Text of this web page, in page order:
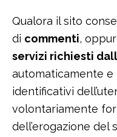
Qualora il sito
di commenti,
servizi richiesti
automaticamente e
identificativi
volontariamente
dell’erogazione del